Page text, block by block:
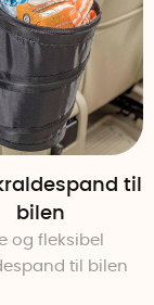
til
bilen
og fleksibel
til bilen